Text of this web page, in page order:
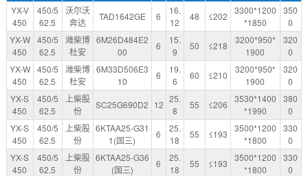
YX-V
450
450/5
62.5
沃尔沃
奔达
TAD1642GE 6
16.
12
48 ≤202
3300*1200
*1850
350
0
YX-W
450
450/5
62.5
潍柴博
杜安
6M26D484E2
00
6
15.
9
50 ≤218
3200*950*
1900
320
0
YX-W
450
450/5
62.5
潍柴博
杜安
6M33D506E3
10
6
19.
6
60 ≤210
3200*950*
1900
320
0
YX-S
450
450/5
62.5
上柴股
份
SC25G690D2 12
25.
8
55 ≤206
3530*1400
*1990
380
0
YX-S
450
450/5
62.5
上柴股
份
6KTAA25-G31
1(国三)
6
25.
18
55 ≤193
3500*1200
*1800
330
0
YX-S
450
450/5
62.5
上柴股
份
6KTAA25-G36
(国三)
6
25.
18
55 ≤193
3500*1200
*1800
330
0